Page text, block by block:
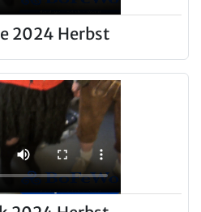
2024 Herbst